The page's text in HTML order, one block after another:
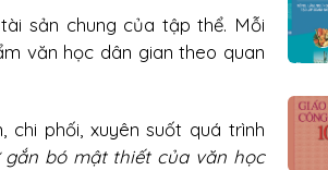
sản chung của tập thể. Mỗi
văn học dân gian theo quan
phối, xuyên suốt quá trình
gắn bó mật thiết của văn học